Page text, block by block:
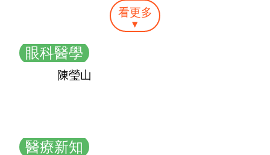
看更多
▾
眼科醫學
陳瑩山
醫療新知